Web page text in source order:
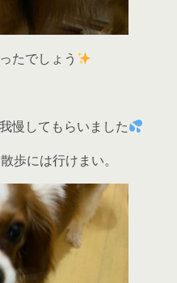
たでしょう
慢してもらいました
歩には行けまい。